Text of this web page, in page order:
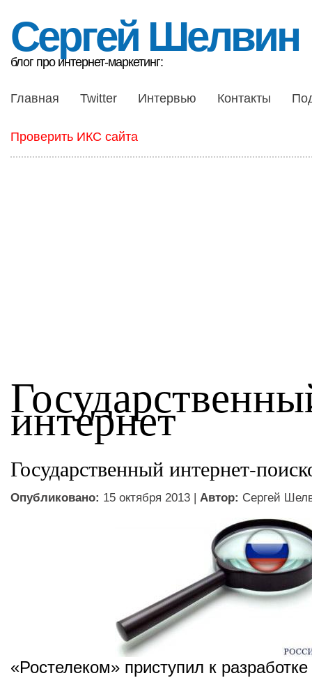
Сергей Шелвин
блог про интернет-маркетинг:
Главная Twitter Интервью Контакты
Проверить ИКС сайта
интернет
Государственный интернет-
Опубликовано: 15 октября 2013 | Автор: Сергей
«Ростелеком» приступил к